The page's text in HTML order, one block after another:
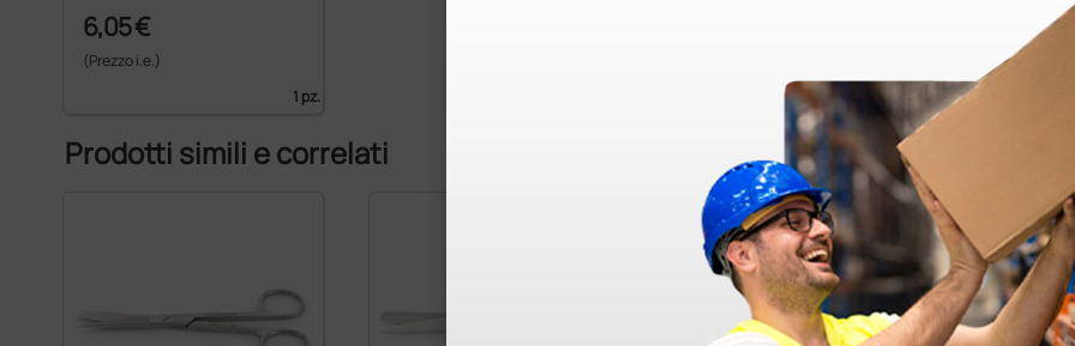
6,05 €
(Prezzo i.e.)
1 pz.
Prodotti simili e correlati